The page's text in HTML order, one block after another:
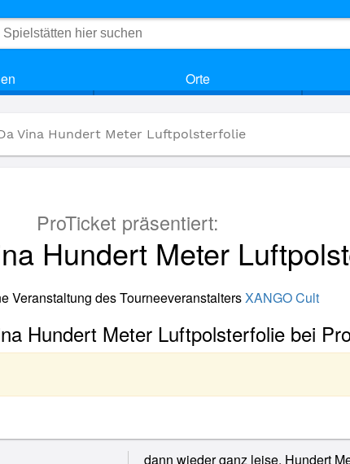
Orte
Vina Hundert Meter Luftpolsterfolie
ProTicket präsentiert:
Hundert Meter
Veranstaltung des TourneeveranstaltersXANGO Cult
Hundert Meter Luftpolsterfolie bei
dann wieder ganz leise. Hundert